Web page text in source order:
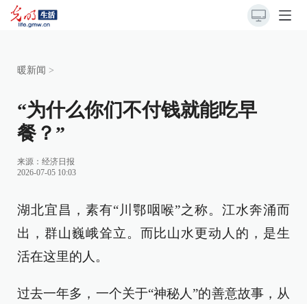
暖新闻 >
“为什么你们不付钱就能吃早
餐？”
来源： 经济日报
2026-07-05 10:03
湖北宜昌，素有“川鄂咽喉”之称。江水奔涌而
出，群山巍峨耸立。而比山水更动人的，是生
活在这里的人。
过去一年多，一个关于“神秘人”的善意故事，从